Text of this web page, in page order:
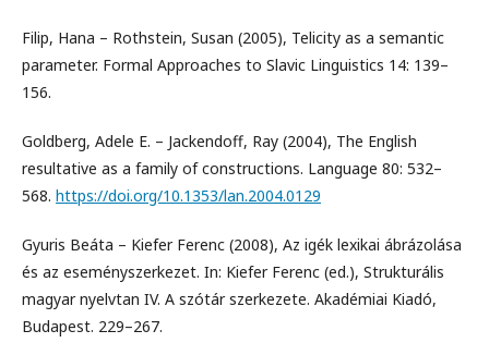
Filip, Hana – Rothstein, Susan (2005), Telicity as a semantic
parameter. Formal Approaches to Slavic Linguistics 14: 139–
156.
Goldberg, Adele E. – Jackendoff, Ray (2004), The English
resultative as a family of constructions. Language 80: 532–
568. https://doi.org/10.1353/lan.2004.0129
Gyuris Beáta – Kiefer Ferenc (2008), Az igék lexikai ábrázolása
és az eseményszerkezet. In: Kiefer Ferenc (ed.), Strukturális
magyar nyelvtan IV. A szótár szerkezete. Akadémiai Kiadó,
Budapest. 229–267.